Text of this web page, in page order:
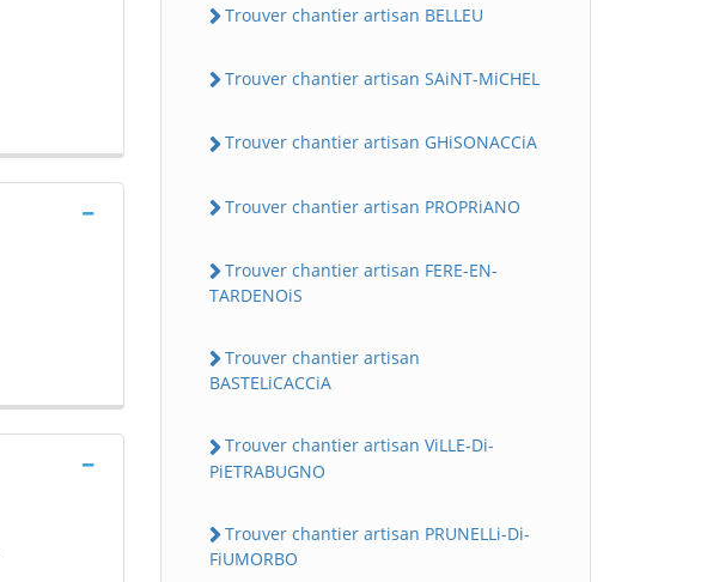
Trouver chantier artisan BELLEU
Trouver chantier artisan SAiNT-MiCHEL
Trouver chantier artisan GHiSONACCiA
Trouver chantier artisan PROPRiANO
Trouver chantier artisan FERE-EN-
TARDENOiS
Trouver chantier artisan
BASTELiCACCiA
Trouver chantier artisan ViLLE-Di-
PiETRABUGNO
Trouver chantier artisan PRUNELLi-Di-
FiUMORBO